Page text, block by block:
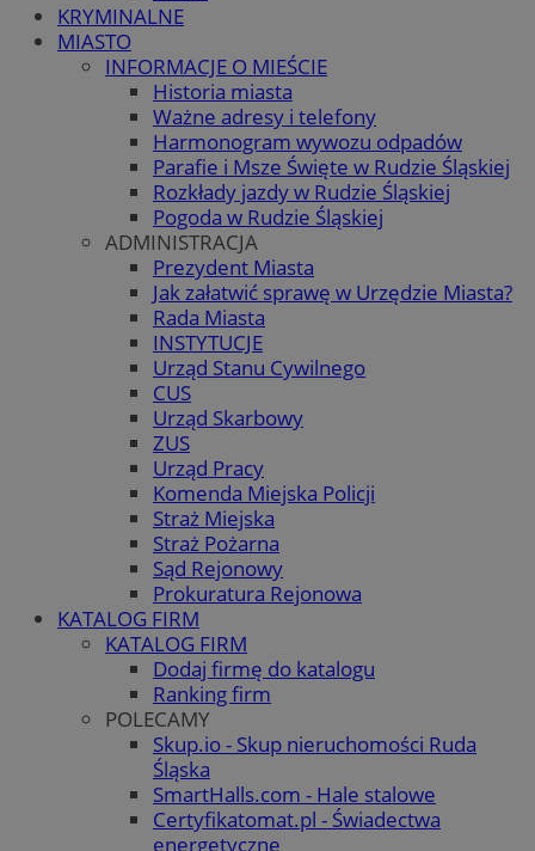
KRYMINALNE
MIASTO
INFORMACJE O MIEŚCIE
Historia miasta
Ważne adresy i telefony
Harmonogram wywozu odpadów
Parafie i Msze Święte w Rudzie Śląskiej
Rozkłady jazdy w Rudzie Śląskiej
Pogoda w Rudzie Śląskiej
ADMINISTRACJA
Prezydent Miasta
Jak załatwić sprawę w Urzędzie Miasta?
Rada Miasta
INSTYTUCJE
Urząd Stanu Cywilnego
CUS
Urząd Skarbowy
ZUS
Urząd Pracy
Komenda Miejska Policji
Straż Miejska
Straż Pożarna
Sąd Rejonowy
Prokuratura Rejonowa
KATALOG FIRM
KATALOG FIRM
Dodaj firmę do katalogu
Ranking firm
POLECAMY
Skup.io - Skup nieruchomości Ruda
Śląska
SmartHalls.com - Hale stalowe
Certyfikatomat.pl - Świadectwa
energetyczne